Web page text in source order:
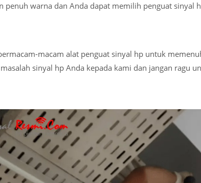
penuh warna dan Anda dapat memilih penguat sinyal
macam alat penguat sinyal hp untuk
sinyal hp Anda kepada kami dan jangan ragu